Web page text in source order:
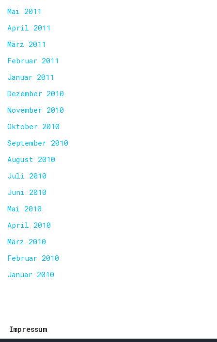
Mai 2011
April 2011
März 2011
Februar 2011
Januar 2011
Dezember 2010
November 2010
Oktober 2010
September 2010
August 2010
Juli 2010
Juni 2010
Mai 2010
April 2010
März 2010
Februar 2010
Januar 2010
Impressum